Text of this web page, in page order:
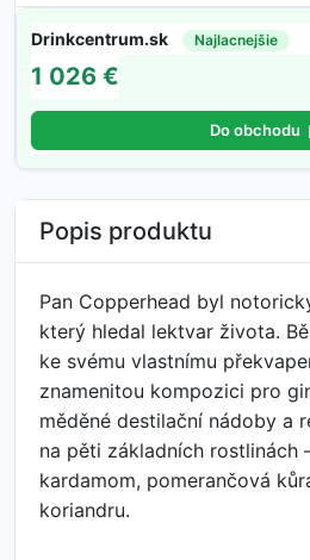
Drinkcentrum.sk Najlacnejšie
1 026 €
Do obchodu
Popis produktu
Pan Copperhead byl
který hledal lektvar života.
ke svému vlastnímu
znamenitou kompozici pro
měděné destilační nádoby a
na pěti základních rostlinách
kardamom, pomerančová
koriandru.